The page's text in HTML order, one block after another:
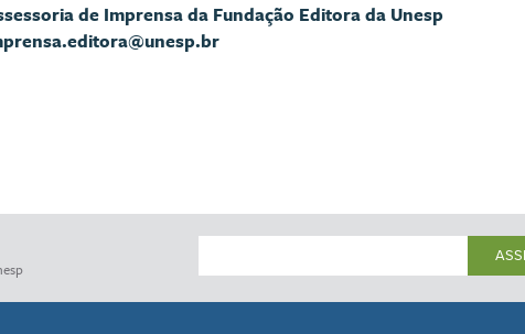
de Imprensa da Fundação Editora da Unesp